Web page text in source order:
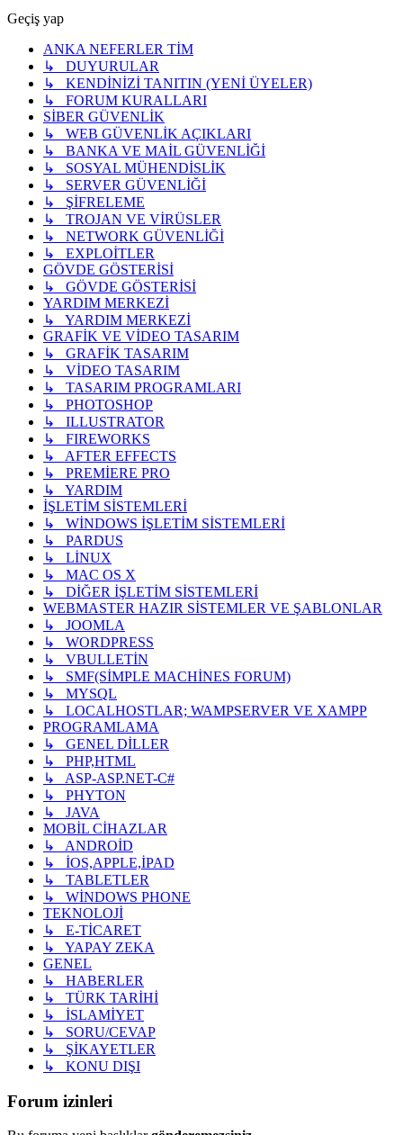
Geçiş yap
ANKA NEFERLER TİM
↳ DUYURULAR
↳ KENDİNİZİ TANITIN (YENİ ÜYELER)
↳ FORUM KURALLARI
SİBER GÜVENLİK
↳ WEB GÜVENLİK AÇIKLARI
↳ BANKA VE MAİL GÜVENLİĞİ
↳ SOSYAL MÜHENDİSLİK
↳ SERVER GÜVENLİĞİ
↳ ŞİFRELEME
↳ TROJAN VE VİRÜSLER
↳ NETWORK GÜVENLİĞİ
↳ EXPLOİTLER
GÖVDE GÖSTERİSİ
↳ GÖVDE GÖSTERİSİ
YARDIM MERKEZİ
↳ YARDIM MERKEZİ
GRAFİK VE VİDEO TASARIM
↳ GRAFİK TASARIM
↳ VİDEO TASARIM
↳ TASARIM PROGRAMLARI
↳ PHOTOSHOP
↳ ILLUSTRATOR
↳ FIREWORKS
↳ AFTER EFFECTS
↳ PREMİERE PRO
↳ YARDIM
İŞLETİM SİSTEMLERİ
↳ WİNDOWS İŞLETİM SİSTEMLERİ
↳ PARDUS
↳ LİNUX
↳ MAC OS X
↳ DİĞER İŞLETİM SİSTEMLERİ
WEBMASTER HAZIR SİSTEMLER VE ŞABLONLAR
↳ JOOMLA
↳ WORDPRESS
↳ VBULLETİN
↳ SMF(SİMPLE MACHİNES FORUM)
↳ MYSQL
↳ LOCALHOSTLAR; WAMPSERVER VE XAMPP
PROGRAMLAMA
↳ GENEL DİLLER
↳ PHP,HTML
↳ ASP-ASP.NET-C#
↳ PHYTON
↳ JAVA
MOBİL CİHAZLAR
↳ ANDROİD
↳ İOS,APPLE,İPAD
↳ TABLETLER
↳ WİNDOWS PHONE
TEKNOLOJİ
↳ E-TİCARET
↳ YAPAY ZEKA
GENEL
↳ HABERLER
↳ TÜRK TARİHİ
↳ İSLAMİYET
↳ SORU/CEVAP
↳ ŞİKAYETLER
↳ KONU DIŞI
Forum izinleri